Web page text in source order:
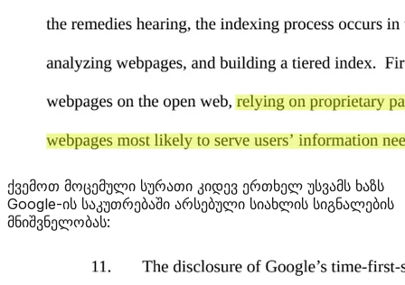
ქვემოთ მოცემული სურათი კიდევ ერთხელ უსვამს ხაზს
Google-ის საკუთრებაში არსებული სიახლის სიგნალების
მნიშვნელობას: